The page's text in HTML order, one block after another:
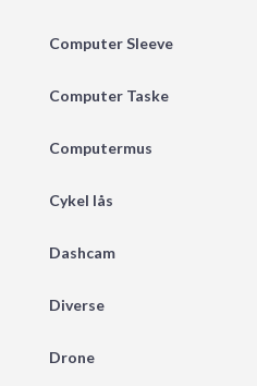
Computer Sleeve
Computer Taske
Computermus
Cykel lås
Dashcam
Diverse
Drone